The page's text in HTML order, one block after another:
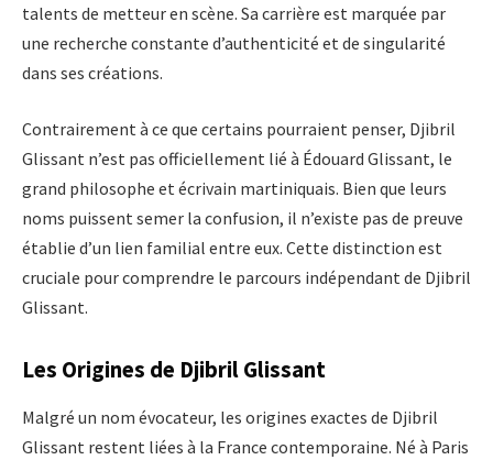
talents de metteur en scène. Sa carrière est marquée par
une recherche constante d’authenticité et de singularité
dans ses créations.
Contrairement à ce que certains pourraient penser, Djibril
Glissant n’est pas officiellement lié à Édouard Glissant, le
grand philosophe et écrivain martiniquais. Bien que leurs
noms puissent semer la confusion, il n’existe pas de preuve
établie d’un lien familial entre eux. Cette distinction est
cruciale pour comprendre le parcours indépendant de Djibril
Glissant.
Les Origines de Djibril Glissant
Malgré un nom évocateur, les origines exactes de Djibril
Glissant restent liées à la France contemporaine. Né à Paris